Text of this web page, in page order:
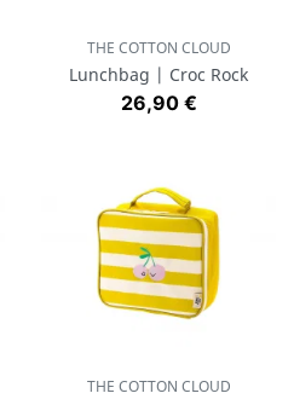
THE COTTON CLOUD
Lunchbag | Croc Rock
Prix
26,90 €
THE COTTON CLOUD